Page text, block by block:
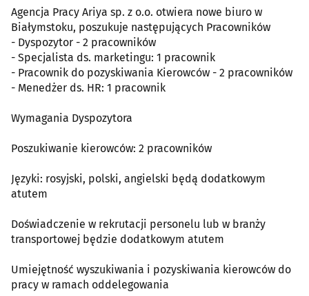
Agencja Pracy Ariya sp. z o.o. otwiera nowe biuro w
Białymstoku, poszukuje następujących Pracowników
- Dyspozytor - 2 pracowników
- Specjalista ds. marketingu: 1 pracownik
- Pracownik do pozyskiwania Kierowców - 2 pracowników
- Menedżer ds. HR: 1 pracownik
Wymagania Dyspozytora
Poszukiwanie kierowców: 2 pracowników
Języki: rosyjski, polski, angielski będą dodatkowym
atutem
Doświadczenie w rekrutacji personelu lub w branży
transportowej będzie dodatkowym atutem
Umiejętność wyszukiwania i pozyskiwania kierowców do
pracy w ramach oddelegowania